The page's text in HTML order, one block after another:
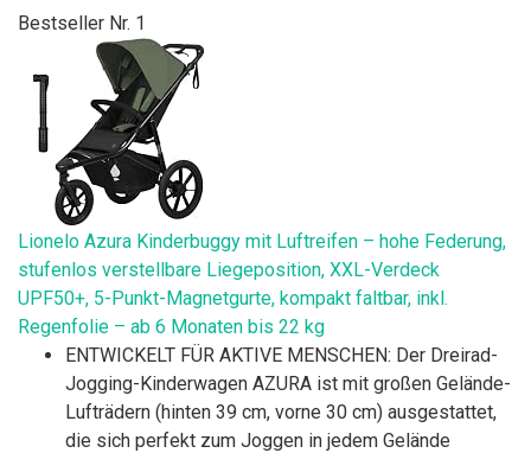
Bestseller Nr. 1
Lionelo Azura Kinderbuggy mit Luftreifen – hohe Federung,
stufenlos verstellbare Liegeposition, XXL-Verdeck
UPF50+, 5-Punkt-Magnetgurte, kompakt faltbar, inkl.
Regenfolie – ab 6 Monaten bis 22 kg
ENTWICKELT FÜR AKTIVE MENSCHEN: Der Dreirad-
Jogging-Kinderwagen AZURA ist mit großen Gelände-
Lufträdern (hinten 39 cm, vorne 30 cm) ausgestattet,
die sich perfekt zum Joggen in jedem Gelände